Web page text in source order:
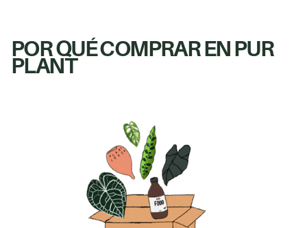
POR QUÉ COMPRAR EN PUR
PLANT